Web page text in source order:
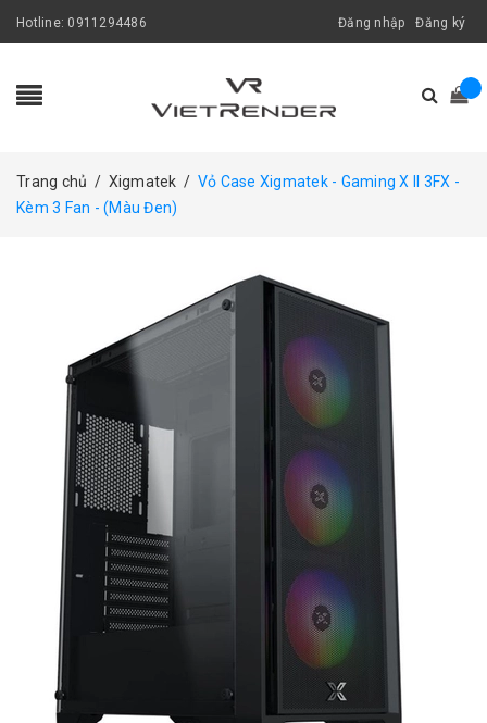
Hotline: 0911294486 Đăng nhập Đăng ký
Trang chủ / Xigmatek / Vỏ Case Xigmatek - Gaming X II 3FX -
Kèm 3 Fan - (Màu Đen)